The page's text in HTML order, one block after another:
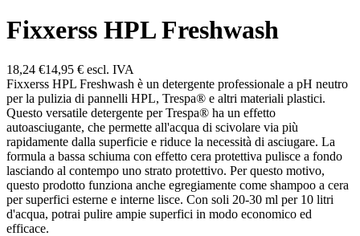
Fixxerss HPL Freshwash
18,24 €14,95 € escl. IVA
Fixxerss HPL Freshwash è un detergente professionale a pH neutro
per la pulizia di pannelli HPL, Trespa® e altri materiali plastici.
Questo versatile detergente per Trespa® ha un effetto
autoasciugante, che permette all'acqua di scivolare via più
rapidamente dalla superficie e riduce la necessità di asciugare. La
formula a bassa schiuma con effetto cera protettiva pulisce a fondo
lasciando al contempo uno strato protettivo. Per questo motivo,
questo prodotto funziona anche egregiamente come shampoo a cera
per superfici esterne e interne lisce. Con soli 20-30 ml per 10 litri
d'acqua, potrai pulire ampie superfici in modo economico ed
efficace.